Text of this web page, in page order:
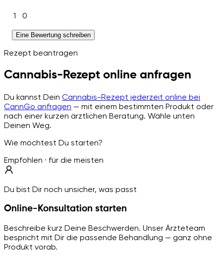
1 0
Eine Bewertung schreiben
Rezept beantragen
Cannabis-Rezept online anfragen
Du kannst Dein Cannabis-Rezept jederzeit online bei
CannGo anfragen — mit einem bestimmten Produkt oder
nach einer kurzen ärztlichen Beratung. Wähle unten
Deinen Weg.
Wie möchtest Du starten?
Empfohlen · für die meisten
Du bist Dir noch unsicher, was passt
Online-Konsultation starten
Beschreibe kurz Deine Beschwerden. Unser Ärzteteam
bespricht mit Dir die passende Behandlung — ganz ohne
Produkt vorab.